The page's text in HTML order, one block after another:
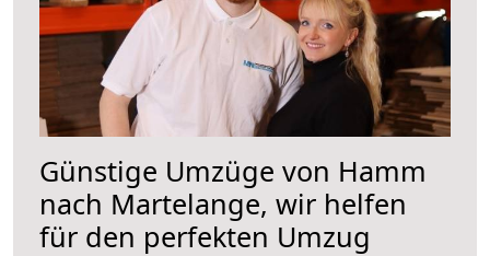
Günstige Umzüge von Hamm
nach Martelange, wir helfen
für den perfekten Umzug